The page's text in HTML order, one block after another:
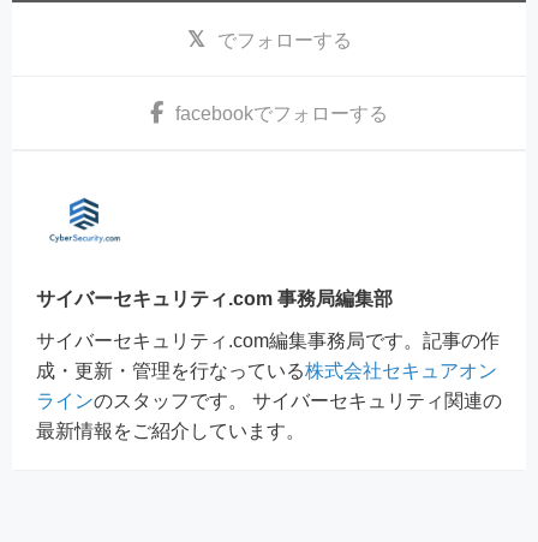
でフォローする
facebookでフォローする
サイバーセキュリティ.com 事務局編集部
サイバーセキュリティ.com編集事務局です。記事の作
成・更新・管理を行なっている株式会社セキュアオン
ラインのスタッフです。 サイバーセキュリティ関連の
最新情報をご紹介しています。